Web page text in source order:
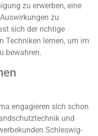
zu erwerben, eine
zu
sich der richtige
Techniken lernen, um im
bewahren.
engagieren sich schon
und
Schleswig-